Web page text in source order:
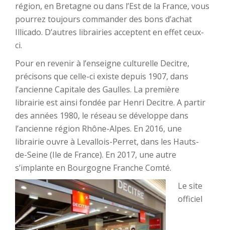
région, en Bretagne ou dans l’Est de la France, vous
pourrez toujours commander des bons d’achat
Illicado. D’autres librairies acceptent en effet ceux-
ci.
Pour en revenir à l’enseigne culturelle Decitre,
précisons que celle-ci existe depuis 1907, dans
l’ancienne Capitale des Gaulles. La première
librairie est ainsi fondée par Henri Decitre. A partir
des années 1980, le réseau se développe dans
l’ancienne région Rhône-Alpes. En 2016, une
librairie ouvre à Levallois-Perret, dans les Hauts-
de-Seine (Ile de France). En 2017, une autre
s’implante en Bourgogne Franche Comté.
Le site
officiel